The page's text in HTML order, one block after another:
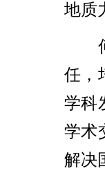
地质
何
任，
学科
学术
解决